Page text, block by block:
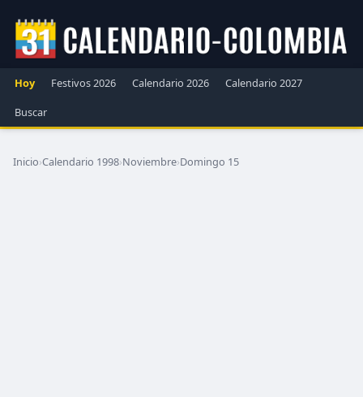
Hoy Festivos 2026 Calendario 2026
Calendario 2027
Buscar
Inicio›Calendario 1998›Noviembre›Domingo 15